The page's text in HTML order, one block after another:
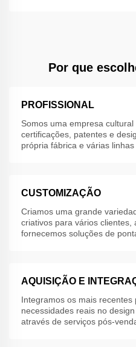
Por que
PROFISSIONAL
Somos uma empresa
certificações, patentes e
própria fábrica e várias
CUSTOMIZAÇÃO
Criamos uma grande
criativos para vários clientes,
fornecemos soluções de
AQUISIÇÃO E
Integramos os mais
necessidades reais no
através de serviços pós-